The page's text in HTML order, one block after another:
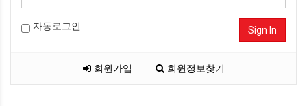
자동로그인 Sign In
회원가입 회원정보찾기